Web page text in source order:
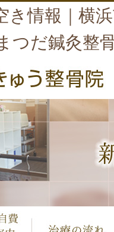
き情報｜横
つだ鍼灸整